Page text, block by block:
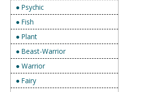
● Psychic
● Fish
● Plant
● Beast-Warrior
● Warrior
● Fairy